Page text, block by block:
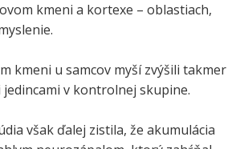
kmeni a kortexe – oblastiach,
kmeni u samcov myší zvýšili takmer
v kontrolnej skupine.
však ďalej zistila, že akumulácia